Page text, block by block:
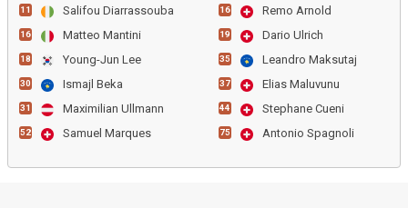
11 Salifou Diarrassouba
16 Matteo Mantini
18 Young-Jun Lee
30 Ismajl Beka
31 Maximilian Ullmann
52 Samuel Marques
16 Remo Arnold
19 Dario Ulrich
35 Leandro Maksutaj
37 Elias Maluvunu
44 Stephane Cueni
75 Antonio Spagnoli